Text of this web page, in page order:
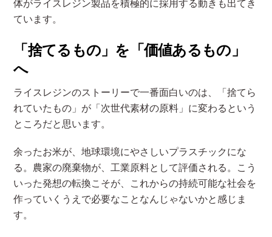
体がライスレジン製品を積極的に採用する動きも出てき
ています。
「捨てるもの」を「価値あるもの」
へ
ライスレジンのストーリーで一番面白いのは、「捨てら
れていたもの」が「次世代素材の原料」に変わるという
ところだと思います。
余ったお米が、地球環境にやさしいプラスチックにな
る。農家の廃棄物が、工業原料として評価される。こう
いった発想の転換こそが、これからの持続可能な社会を
作っていくうえで必要なことなんじゃないかと感じま
す。